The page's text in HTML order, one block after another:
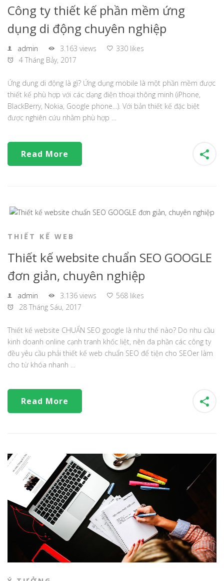
Công ty thiết kế phần mềm ứng
dụng di động chuyên nghiệp
admin 3.163 views
330 likes
4 Tháng Bảy, 2017
Ứng dụng di động là gì? Ứng dụng mobile là một phần mềm được
thiết kế phù hợp với các dạng điện thoại thông minh (iPhone,
BlackBerry, Nokia, Google phone…). Với bản thiết kế đặc biệt
được nghiên cứu nhằm phù hợp …
Read More
THIẾT KẾ WEB
Thiết kế website chuẩn SEO GOOGLE
đơn giản, chuyên nghiệp
admin 3.136 views
568 likes
28 Tháng Sáu, 2017
Thiết kế website CHUẨN SEO google là như thế nào? Do nhu cầu
kinh doanh online cạnh tranh khốc liệt, nên đa phần các công ty
đều yêu cầu phải thiết kế web chuẩn SEO để tiện cho SEOer làm
cho từ khóa nhanh …
Read More